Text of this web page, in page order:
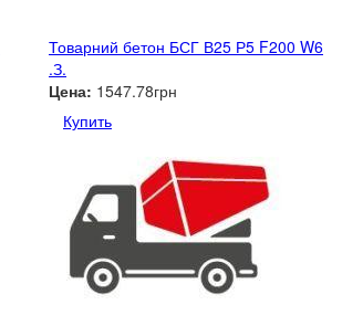
Товарний бетон БСГ В25 Р5 F200 W6
.З.
Цена: 1547.78грн
Купить